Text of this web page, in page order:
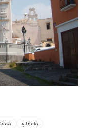
puebla